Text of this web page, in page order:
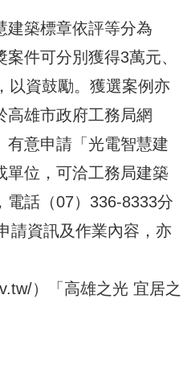
建築標章依評等分為
件可分別獲得3萬元、
以資鼓勵。獲選案例亦
高雄市政府工務局網
有意申請「光電智慧建
單位，可洽工務局建築
電話（07）336-8333分
請資訊及作業內容，亦
）「高雄之光 宜居之